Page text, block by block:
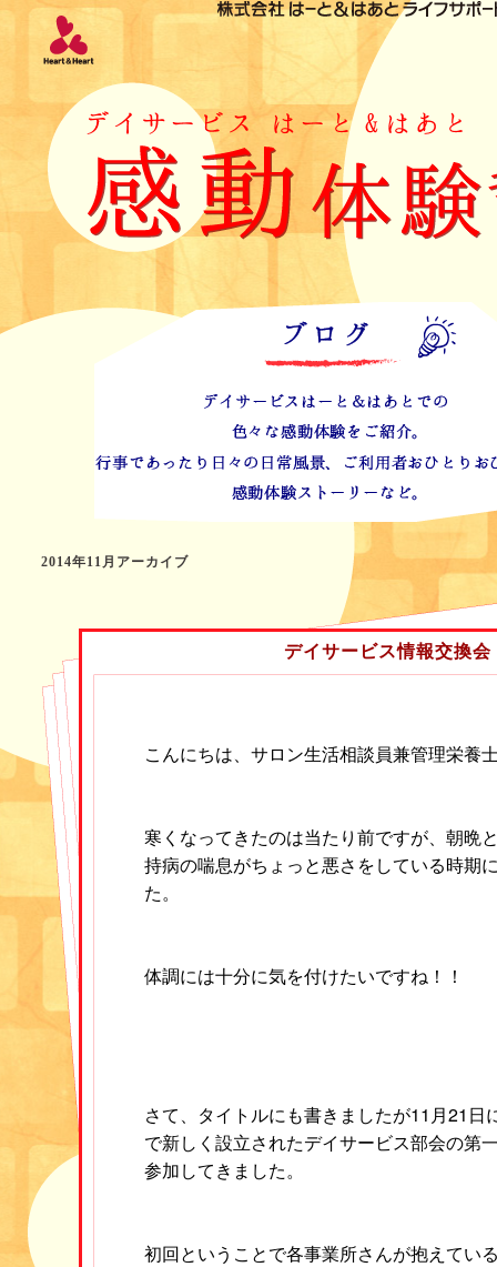
2014年11月アーカイブ
デイサービス情報交換会
こんにちは、サロン生活相談員兼管理栄養
寒くなってきたのは当たり前ですが、朝晩
持病の喘息がちょっと悪さをしている時期
た。
体調には十分に気を付けたいですね！！
さて、タイトルにも書きましたが11月21日
で新しく設立されたデイサービス部会の第
参加してきました。
初回ということで各事業所さんが抱えてい